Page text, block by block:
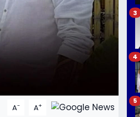
A- A+
3
4
5